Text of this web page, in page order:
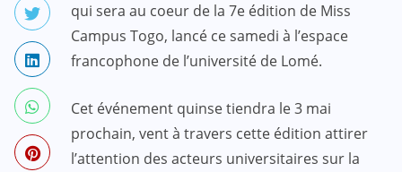
qui sera au coeur de la 7e édition de Miss
Campus Togo, lancé ce samedi à l’espace
francophone de l’université de Lomé.
Cet événement quinse tiendra le 3 mai
prochain, vent à travers cette édition attirer
l’attention des acteurs universitaires sur la